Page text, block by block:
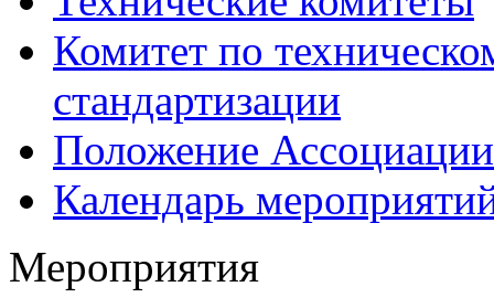
Комитет по
стандартизации
Положение
Календарь
Мероприятия